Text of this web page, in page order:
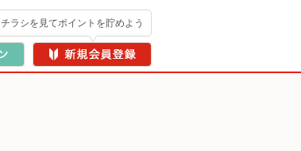
チラシを見てポイントを貯めよう